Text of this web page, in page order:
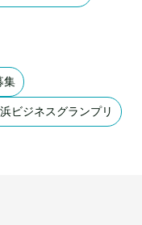
集
ビジネスグランプリ